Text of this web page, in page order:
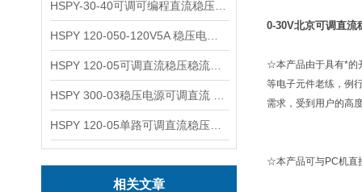
相关文章
0-30V北京可调直流
☆本产品由于具有*的
等电子元件老练，例
需求，受到用户的高
☆本产品可与PC机直